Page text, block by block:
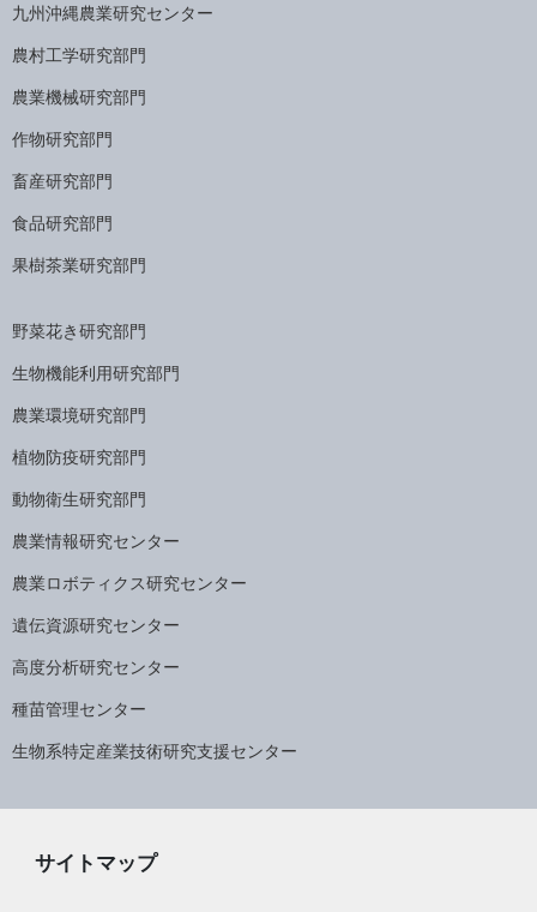
九州沖縄農業研究センター
農村工学研究部門
農業機械研究部門
作物研究部門
畜産研究部門
食品研究部門
果樹茶業研究部門
野菜花き研究部門
生物機能利用研究部門
農業環境研究部門
植物防疫研究部門
動物衛生研究部門
農業情報研究センター
農業ロボティクス研究センター
遺伝資源研究センター
高度分析研究センター
種苗管理センター
生物系特定産業技術研究支援センター
サイトマップ